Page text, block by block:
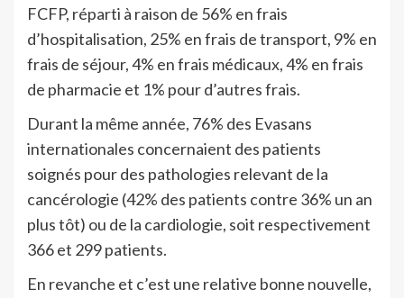
FCFP, réparti à raison de 56% en frais
d’hospitalisation, 25% en frais de transport, 9% en
frais de séjour, 4% en frais médicaux, 4% en frais
de pharmacie et 1% pour d’autres frais.
Durant la même année, 76% des Evasans
internationales concernaient des patients
soignés pour des pathologies relevant de la
cancérologie (42% des patients contre 36% un an
plus tôt) ou de la cardiologie, soit respectivement
366 et 299 patients.
En revanche et c’est une relative bonne nouvelle,